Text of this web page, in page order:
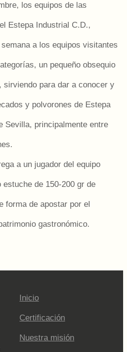
los equipos de las
Estepa Industrial C.D.,
a los equipos visitantes
un pequeño obsequio
sirviendo para dar a conocer y
y polvorones de Estepa
Sevilla, principalmente entre
a un jugador del equipo
de 150-200 gr de
forma de apostar por el
gastronómico.
Inicio
Certificación
Nuestra misión